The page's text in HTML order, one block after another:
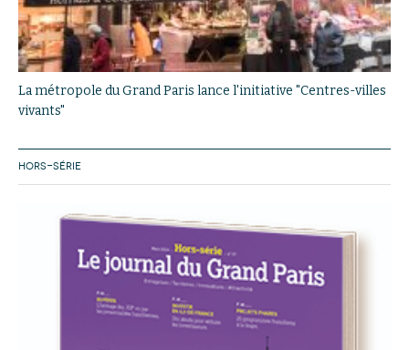
La métropole du Grand Paris lance l'initiative "Centres-villes
vivants"
HORS-SÉRIE